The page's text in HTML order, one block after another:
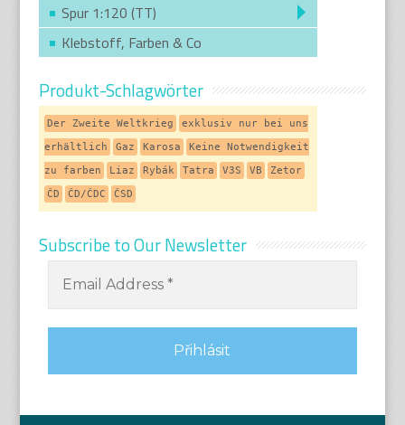
Spur 1:120 (TT)
Klebstoff, Farben & Co
Produkt-Schlagwörter
Der Zweite Weltkrieg
exklusiv nur bei uns
erhältlich
Gaz Karosa
Keine Notwendigkeit
zu farben
Liaz Rybák Tatra V3S VB
Zetor
ČD
ČD/ČDC ČSD
Subscribe to Our Newsletter